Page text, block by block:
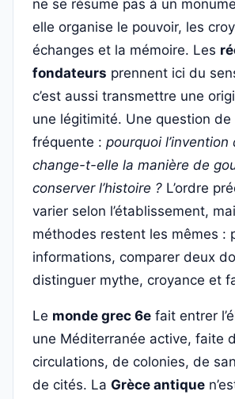
ne se résume pas à un
elle organise le pouvoir, les
échanges et la mémoire. Les
fondateurs prennent ici du
c’est aussi transmettre une
une légitimité. Une question de
fréquente : pourquoi l’invention
change-t-elle la manière de
conserver l’histoire ? L’ordre
varier selon l’établissement,
méthodes restent les mêmes :
informations, comparer deux
distinguer mythe, croyance et
Le monde grec 6e fait entrer
une Méditerranée active, faite
circulations, de colonies, de
de cités. La Grèce antique